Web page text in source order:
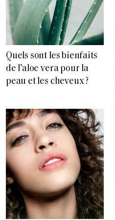
Quels sont les bienfaits
de l’aloe vera pour la
peau et les cheveux ?